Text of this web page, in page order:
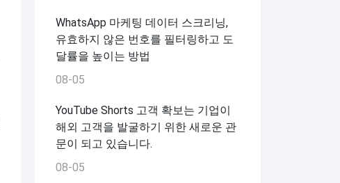
WhatsApp 마케팅 데이터 스크리닝,
유효하지 않은 번호를 필터링하고 도
달률을 높이는 방법
08-05
YouTube Shorts 고객 확보는 기업이
해외 고객을 발굴하기 위한 새로운 관
문이 되고 있습니다.
08-05